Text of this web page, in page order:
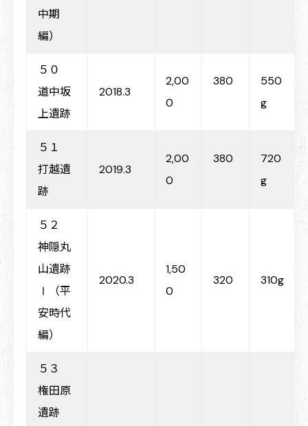
中期
編）
５０
道中坂
上遺跡
2018.3
2,00
0
380
550
g
５１
打越遺
跡
2019.3
2,00
0
380
720
g
５２
神隠丸
山遺跡
Ⅰ（平
安時代
編）
2020.3
1,50
0
320 310g
５３
権田原
遺跡